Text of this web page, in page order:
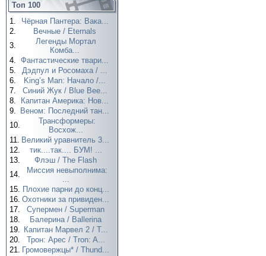
Топ 100
1.
Чёрная Пантера: Вака...
2.
Вечные / Eternals
3.
Легенды Мортал
Комба...
4. Фантастические твари...
5.
Дэдпул и Росомаха / ...
6.
King’s Man: Начало /...
7.
Синий Жук / Blue Bee...
8.
Капитан Америка: Нов...
9.
Веном: Последний тан...
10.
Трансформеры:
Восхож...
11. Великий уравнитель 3...
12.
тик....так.... БУМ! ...
13.
Флэш / The Flash
14.
Миссия невыполнима:
...
15. Плохие парни до конц...
16. Охотники за привиден...
17.
Супермен / Superman
18.
Балерина / Ballerina
19. Капитан Марвел 2 / T...
20.
Трон: Арес / Tron: A...
21. Громовержцы* / Thund...